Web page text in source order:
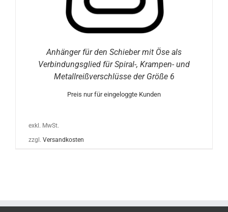
Anhänger für den Schieber mit Öse als
Verbindungsglied für Spiral-, Krampen- und
Metallreißverschlüsse der Größe 6
Preis nur für eingeloggte Kunden
exkl. MwSt.
zzgl. Versandkosten